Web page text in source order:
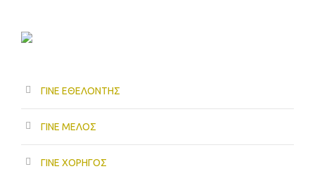
ΓΙΝΕ ΕΘΕΛΟΝΤΗΣ
ΓΙΝΕ ΜΕΛΟΣ
ΓΙΝΕ ΧΟΡΗΓΟΣ